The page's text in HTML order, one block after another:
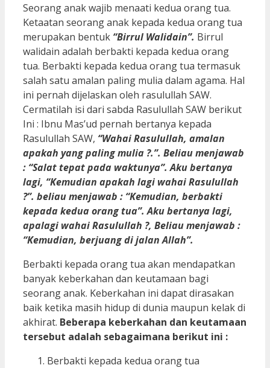
Seorang anak wajib menaati kedua orang tua.
Ketaatan seorang anak kepada kedua orang tua
merupakan bentuk “Birrul Walidain”. Birrul
walidain adalah berbakti kepada kedua orang
tua. Berbakti kepada kedua orang tua termasuk
salah satu amalan paling mulia dalam agama. Hal
ini pernah dijelaskan oleh rasulullah SAW.
Cermatilah isi dari sabda Rasulullah SAW berikut
Ini : Ibnu Mas’ud pernah bertanya kepada
Rasulullah SAW, “Wahai Rasulullah, amalan
apakah yang paling mulia ?.”. Beliau menjawab
: “Salat tepat pada waktunya”. Aku bertanya
lagi, “Kemudian apakah lagi wahai Rasulullah
?”. beliau menjawab : “Kemudian, berbakti
kepada kedua orang tua”. Aku bertanya lagi,
apalagi wahai Rasulullah ?, Beliau menjawab :
“Kemudian, berjuang di jalan Allah”.
Berbakti kepada orang tua akan mendapatkan
banyak keberkahan dan keutamaan bagi
seorang anak. Keberkahan ini dapat dirasakan
baik ketika masih hidup di dunia maupun kelak di
akhirat. Beberapa keberkahan dan keutamaan
tersebut adalah sebagaimana berikut ini :
Berbakti kepada kedua orang tua